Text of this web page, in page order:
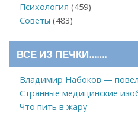
Психология (459)
Советы (483)
ВСЕ ИЗ ПЕЧКИ…….
Владимир Набоков —
Странные медицинские
Что пить в жару